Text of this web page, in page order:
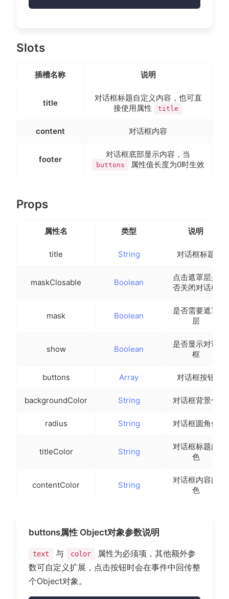
Slots
插槽名称 说明
title
对话框标题自定义内容，也可直
接使用属性
title
content 对话框内容
footer
对话框底部显示内容，当
buttons 属性值长度为0时生效
Props
属性名 类型 说明
title String 对话框标题
maskClosable Boolean
点击遮罩层是
否关闭对话框
mask Boolean
是否需要遮罩
层
show Boolean
是否显示对话
框
buttons Array 对话框按钮
backgroundColor String 对话框背景色
radius String 对话框圆角值
titleColor String
对话框标题颜
色
contentColor String
对话框内容颜
色
buttons属性 Object对象参数说明
text 与 color
属性为必须项，其他额外参
数可自定义扩展，点击按钮时会在事件中回传整
个Object对象。